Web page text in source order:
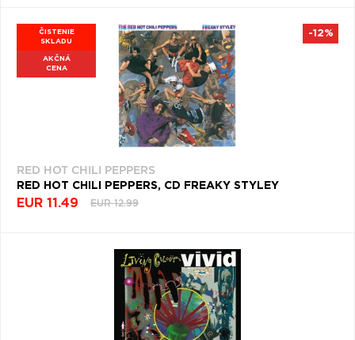
ČISTENIE
SKLADU
AKČNÁ
CENA
RED HOT CHILI PEPPERS
RED HOT CHILI PEPPERS, CD FREAKY STYLEY
EUR 11.49 EUR 12.99
-12%